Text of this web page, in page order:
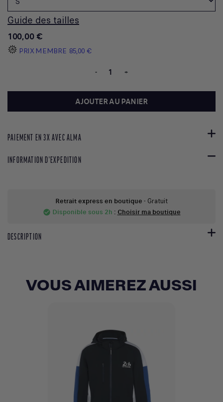
Guide des tailles
100,00 €
PRIX MEMBRE 85,00 €
- +
AJOUTER AU PANIER
PAIEMENT EN 3X AVEC ALMA
INFORMATION D'EXPEDITION
Retrait express en boutique - Gratuit
check_circle Disponible sous 2h : Choisir ma boutique
DESCRIPTION
VOUS AIMEREZ AUSSI